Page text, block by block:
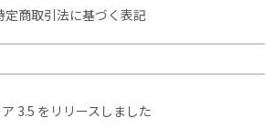
定商取引法に基づく表記
3.5 をリリースしました